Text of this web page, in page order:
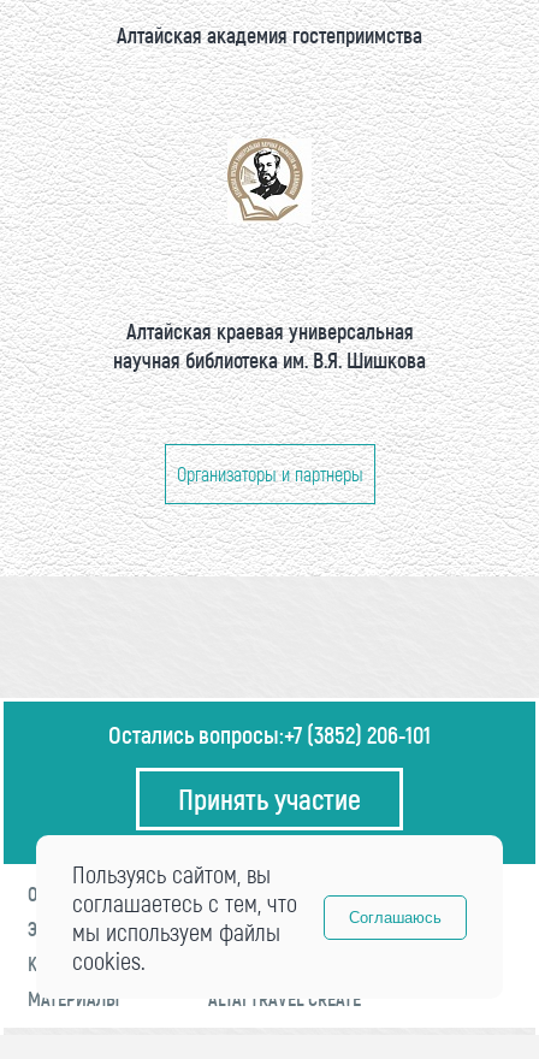
Алтайская академия гостеприимства
Алтайская краевая универсальная
научная библиотека им. В.Я. Шишкова
Организаторы и партнеры
Остались вопросы:+7 (3852) 206-101
Принять участие
О ФОРУМЕ
ПРОГРАММА
ЭКСПЕРТЫ
НОВОСТИ
КОНТАКТЫ
МАТЕРИАЛЫ
ALTAI TRAVEL CREATE
Пользуясь сайтом, вы
соглашаетесь с тем, что
мы используем файлы
cookies.
Соглашаюсь